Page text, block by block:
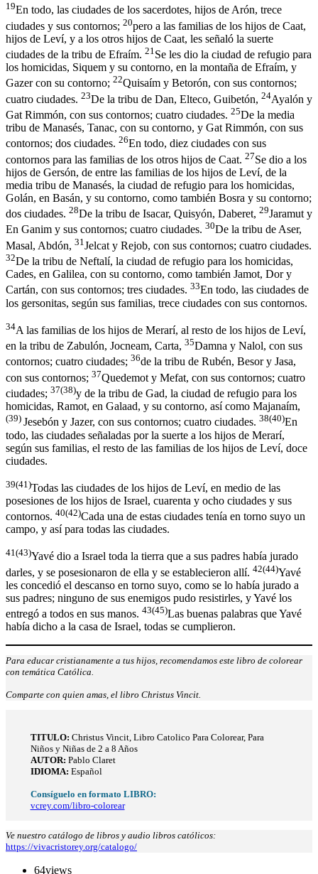
19En todo, las ciudades de los sacerdotes, hijos de Arón, trece
ciudades y sus contornos; 20pero a las familias de los hijos de Caat,
hijos de Leví, y a los otros hijos de Caat, les señaló la suerte
ciudades de la tribu de Efraím. 21Se les dio la ciudad de refugio para
los homicidas, Siquem y su contorno, en la montaña de Efraím, y
Gazer con su contorno; 22Quisaím y Betorón, con sus contornos;
cuatro ciudades. 23De la tribu de Dan, Elteco, Guibetón, 24Ayalón y
Gat Rimmón, con sus contornos; cuatro ciudades. 25De la media
tribu de Manasés, Tanac, con su contorno, y Gat Rimmón, con sus
contornos; dos ciudades. 26En todo, diez ciudades con sus
contornos para las familias de los otros hijos de Caat. 27Se dio a los
hijos de Gersón, de entre las familias de los hijos de Leví, de la
media tribu de Manasés, la ciudad de refugio para los homicidas,
Golán, en Basán, y su contorno, como también Bosra y su contorno;
dos ciudades. 28De la tribu de Isacar, Quisyón, Daberet, 29Jaramut y
En Ganim y sus contornos; cuatro ciudades. 30De la tribu de Aser,
Masal, Abdón, 31 Jelcat y Rejob, con sus contornos; cuatro ciudades.
32De la tribu de Neftalí, la ciudad de refugio para los homicidas,
Cades, en Galilea, con su contorno, como también Jamot, Dor y
Cartán, con sus contornos; tres ciudades. 33En todo, las ciudades de
los gersonitas, según sus familias, trece ciudades con sus contornos.
34A las familias de los hijos de Merarí, al resto de los hijos de Leví,
en la tribu de Zabulón, Jocneam, Carta, 35Damna y Nalol, con sus
contornos; cuatro ciudades; 36de la tribu de Rubén, Besor y Jasa,
con sus contornos; 37Quedemot y Mefat, con sus contornos; cuatro
ciudades; 37(38)y de la tribu de Gad, la ciudad de refugio para los
homicidas, Ramot, en Galaad, y su contorno, así como Majanaím,
(39) Jesebón y Jazer, con sus contornos; cuatro ciudades. 38(40)En
todo, las ciudades señaladas por la suerte a los hijos de Merarí,
según sus familias, el resto de las familias de los hijos de Leví, doce
ciudades.
39(41 )Todas las ciudades de los hijos de Leví, en medio de las
posesiones de los hijos de Israel, cuarenta y ocho ciudades y sus
contornos. 40(42)Cada una de estas ciudades tenía en torno suyo un
campo, y así para todas las ciudades.
41(43)Yavé dio a Israel toda la tierra que a sus padres había jurado
darles, y se posesionaron de ella y se establecieron allí. 42(44)Yavé
les concedió el descanso en torno suyo, como se lo había jurado a
sus padres; ninguno de sus enemigos pudo resistirles, y Yavé los
entregó a todos en sus manos. 43(45)Las buenas palabras que Yavé
había dicho a la casa de Israel, todas se cumplieron.
Para educar cristianamente a tus hijos, recomendamos este libro de colorear
con temática Católica.
Comparte con quien amas, el libro Christus Vincit.
TITULO: Christus Vincit, Libro Catolico Para Colorear, Para
Niños y Niñas de 2 a 8 Años
AUTOR: Pablo Claret
IDIOMA: Español
Consíguelo en formato LIBRO:
vcrey.com/libro-colorear
Ve nuestro catálogo de libros y audio libros católicos:
https://vivacristorey.org/catalogo/
64views